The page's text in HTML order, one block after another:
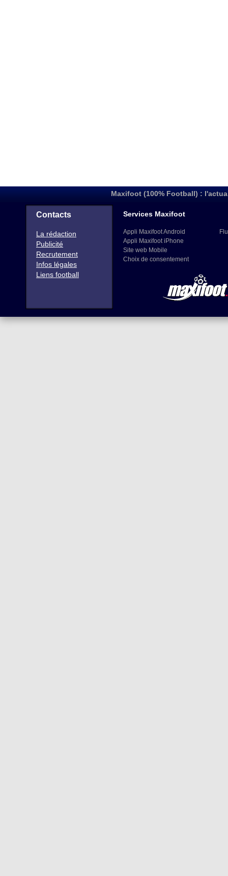
Maxifoot (100% Football) :
Contacts
La rédaction
Publicité
Recrutement
Infos légales
Liens football
Services Maxifoot
Appli Maxifoot Android
Appli Maxifoot iPhone
Site web Mobile
Choix de consentement